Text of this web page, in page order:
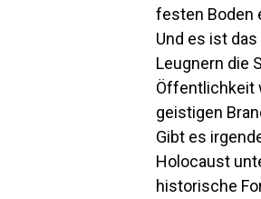
festen Boden
Und es ist
Leugnern die
Öffentlichkeit
geistigen
Gibt es
Holocaust
historische